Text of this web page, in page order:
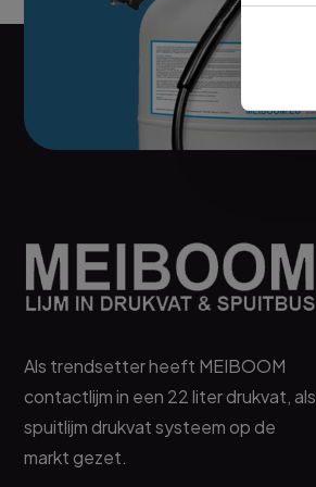
Als trendsetter heeft MEIBOOM
contactlijm in een 22 liter drukvat, als
spuitlijm drukvat systeem op de
markt gezet.